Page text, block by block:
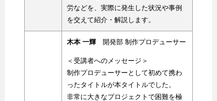
労などを、実際に発生した状況や事例
を交えて紹介・解説します。
木本 一輝 開発部 制作プロデューサー
＜受講者へのメッセージ＞
制作プロデューサーとして初めて携わ
ったタイトルが本タイトルでした。
非常に大きなプロジェクトで困難を極